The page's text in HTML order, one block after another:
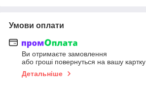
Умови оплати
Ви отримаєте замовлення
або гроші повернуться на вашу картку
Детальніше